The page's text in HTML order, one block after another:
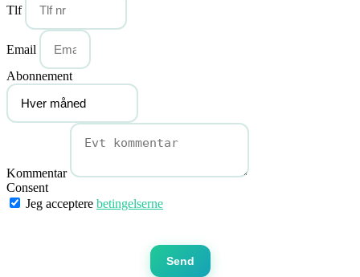
Tlf
Email
Abonnement
Kommentar
Consent
Jeg acceptere betingelserne
Send